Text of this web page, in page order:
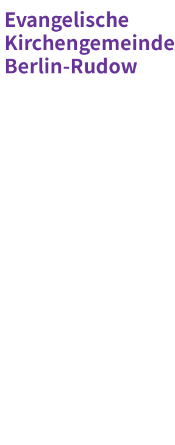
Evangelische
Kirchengemeinde
Berlin-Rudow